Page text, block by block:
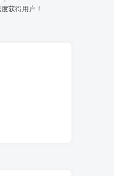
个外面卖几百元
获得用户！